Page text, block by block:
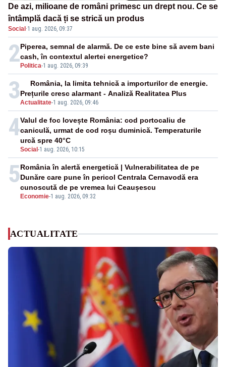
De azi, milioane de români primesc un drept nou. Ce se
întâmplă dacă ți se strică un produs
Social ·1 aug. 2026, 09:37
2 Politica-1 aug. 2026, 09:39
Piperea, semnal de alarmă. De ce este bine să avem bani
cash, în contextul alertei energetice?
3Actualitate-1 aug. 2026, 09:46
România, la limita tehnică a importurilor de energie.
Prețurile cresc alarmant - Analiză Realitatea Plus
4
Social -1 aug. 2026, 10:15
Valul de foc lovește România: cod portocaliu de
caniculă, urmat de cod roșu duminică. Temperaturile
urcă spre 40°C
5
Economie-1 aug. 2026, 09:32
România în alertă energetică | Vulnerabilitatea de pe
Dunăre care pune în pericol Centrala Cernavodă era
cunoscută de pe vremea lui Ceaușescu
ACTUALITATE